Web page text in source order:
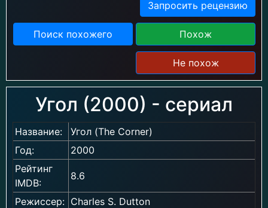
Запросить рецензию
Поиск похожего Похож
Не похож
Угол (2000) - сериал
Название:
Угол (The Corner)
Год:
2000
Рейтинг
IMDB:
8.6
Режиссер: Charles S. Dutton